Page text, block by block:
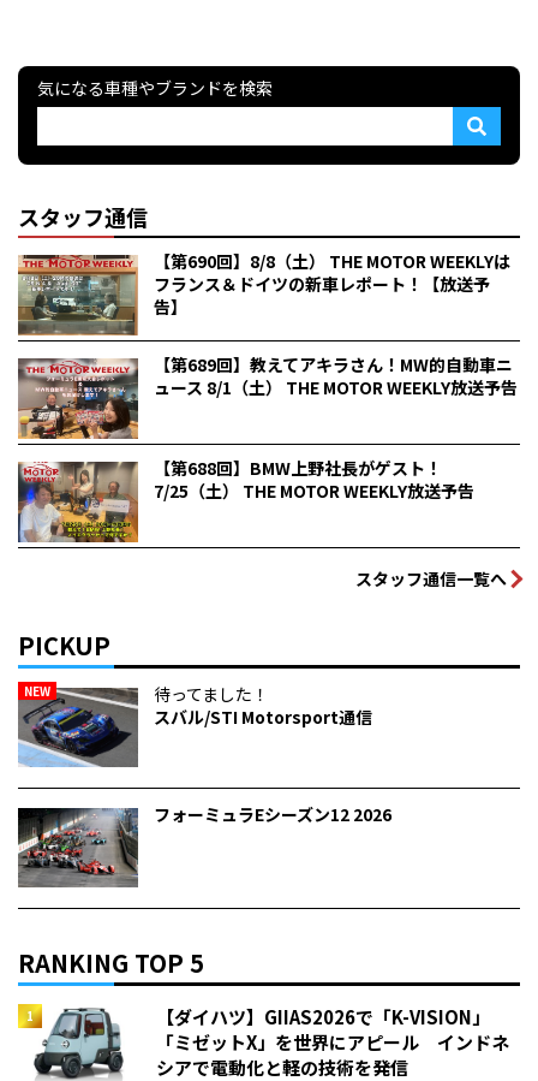
気になる車種やブランドを検索
スタッフ通信
【第690回】8/8（土） THE MOTOR WEEKLYは
フランス＆ドイツの新車レポート！【放送予
告】
【第689回】教えてアキラさん！MW的自動車ニ
ュース 8/1（土） THE MOTOR WEEKLY放送予告
【第688回】BMW上野社長がゲスト！
7/25（土） THE MOTOR WEEKLY放送予告
スタッフ通信一覧へ
PICKUP
NEW
待ってました！
スバル/STI Motorsport通信
フォーミュラEシーズン12 2026
RANKING TOP 5
【ダイハツ】GIIAS2026で「K-VISION」
「ミゼットX」を世界にアピール インドネ
シアで電動化と軽の技術を発信